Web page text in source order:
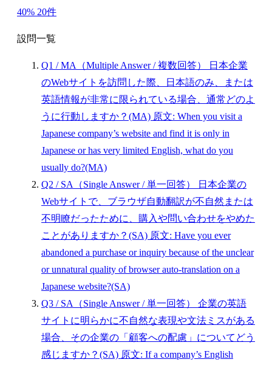
40% 20件
設問一覧
Q1 / MA（Multiple Answer / 複数回答）
日本企業
のWebサイトを訪問した際、日本語のみ、または
英語情報が非常に限られている場合、通常どのよ
うに行動しますか？(MA) 原文: When you visit a
Japanese company’s website and find it is only in
Japanese or has very limited English, what do you
usually do?(MA)
Q2 / SA（Single Answer / 単一回答）
日本企業の
Webサイトで、ブラウザ自動翻訳が不自然または
不明瞭だったために、購入や問い合わせをやめた
ことがありますか？(SA) 原文: Have you ever
abandoned a purchase or inquiry because of the unclear
or unnatural quality of browser auto-translation on a
Japanese website?(SA)
Q3 / SA（Single Answer / 単一回答） 企業の英語
サイトに明らかに不自然な表現や文法ミスがある
場合、その企業の「顧客への配慮」についてどう
感じますか？(SA) 原文: If a company’s English